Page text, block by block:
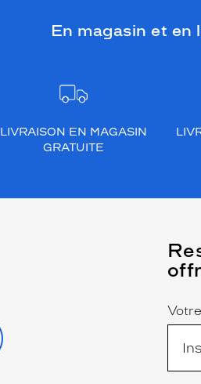
En magasin et en
LIVRAISON EN MAGASIN
GRATUITE
Name
(Ce
champ
est